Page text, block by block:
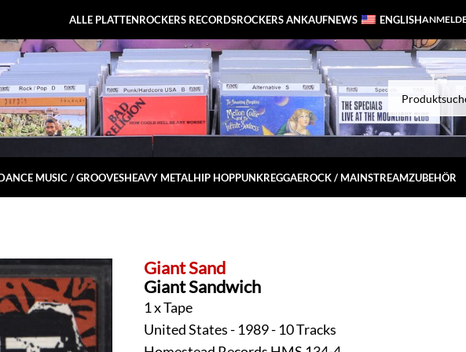
ALLE PLATTENROCKERS RECORDSROCKERS ANKAUFNEWS ENGLISH
MUSIC / GROOVESHEAVY METALHIP HOPPUNKREGGAEROCK / MAINSTREAMZUBEHÖR
Giant Sand
Giant Sandwich
1 x Tape
United States - 1989 - 10 Tracks